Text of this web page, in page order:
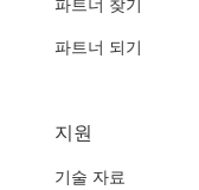
파트너 찾기
파트너 되기
지원
기술 자료